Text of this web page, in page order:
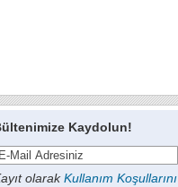
Kaydolun!
olarakKullanım Koşullarını